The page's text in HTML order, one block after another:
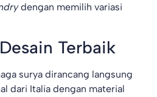
dengan memilih variasi
Terbaik
surya dirancang langsung
dari Italia dengan material